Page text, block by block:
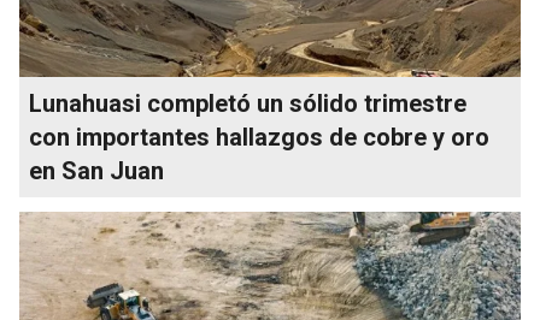
Lunahuasi completó un sólido trimestre
con importantes hallazgos de cobre y oro
en San Juan